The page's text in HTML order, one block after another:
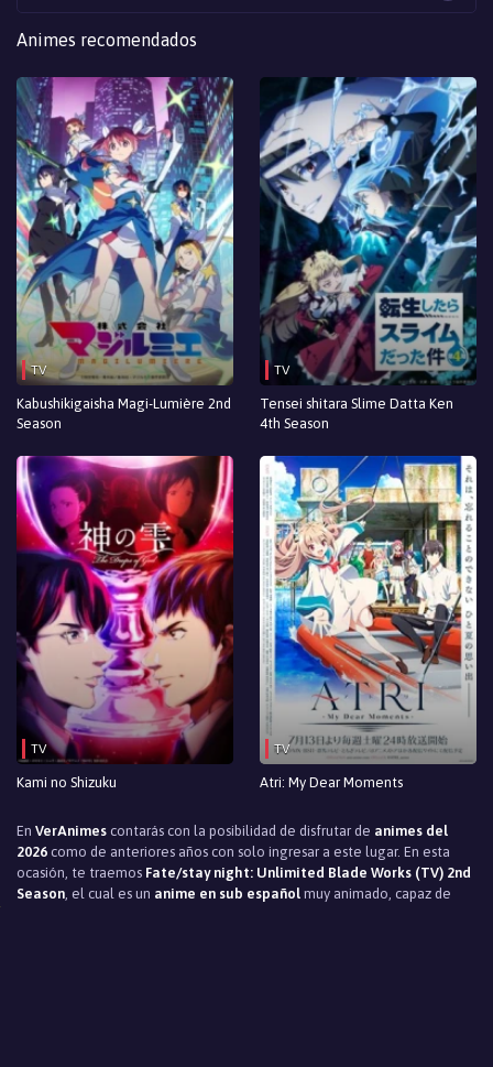
Animes recomendados
TV
Kabushikigaisha Magi-Lumière 2nd
Season
TV
Tensei shitara Slime Datta Ken
4th Season
TV
Kami no Shizuku
TV
Atri: My Dear Moments
En VerAnimes contarás con la posibilidad de disfrutar de animes del
2026 como de anteriores años con solo ingresar a este lugar. En esta
ocasión, te traemos Fate/stay night: Unlimited Blade Works (TV) 2nd
Season, el cual es un anime en sub español muy animado, capaz de